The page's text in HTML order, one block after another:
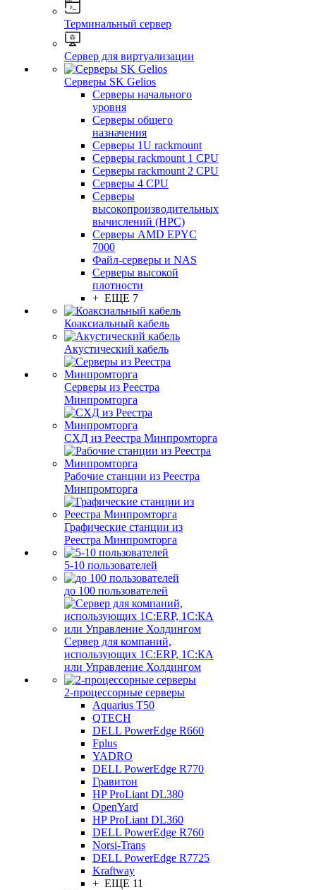
Терминальный сервер
Сервер для виртуализации
Серверы SK Gelios
Серверы начального
уровня
Серверы общего
назначения
Серверы 1U rackmount
Серверы rackmount 1 CPU
Серверы rackmount 2 CPU
Серверы 4 CPU
Серверы
высокопроизводительных
вычислений (HPC)
Серверы AMD EPYC
7000
Файл-серверы и NAS
Серверы высокой
плотности
+ ЕЩЕ 7
Коаксиальный кабель
Акустический кабель
Серверы из Реестра
Минпромторга
СХД из Реестра Минпромторга
Рабочие станции из Реестра
Минпромторга
Графические станции из
Реестра Минпромторга
5-10 пользователей
до 100 пользователей
Сервер для компаний,
использующих 1C:ERP, 1С:КА
или Управление Холдингом
2-процессорные серверы
Aquarius T50
QTECH
DELL PowerEdge R660
Fplus
YADRO
DELL PowerEdge R770
Гравитон
HP ProLiant DL380
OpenYard
HP ProLiant DL360
DELL PowerEdge R760
Norsi-Trans
DELL PowerEdge R7725
Kraftway
+ ЕЩЕ 11